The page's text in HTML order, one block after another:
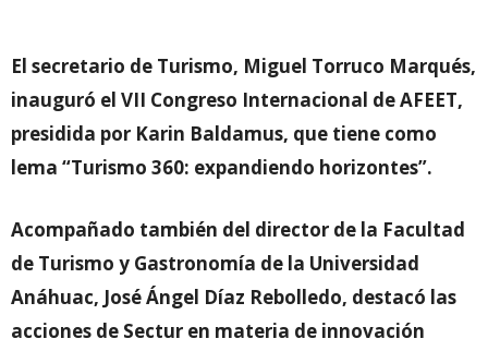
El secretario de Turismo, Miguel Torruco Marqués,
inauguró el VII Congreso Internacional de AFEET,
presidida por Karin Baldamus, que tiene como
lema “Turismo 360: expandiendo horizontes”.
Acompañado también del director de la Facultad
de Turismo y Gastronomía de la Universidad
Anáhuac, José Ángel Díaz Rebolledo, destacó las
acciones de Sectur en materia de innovación